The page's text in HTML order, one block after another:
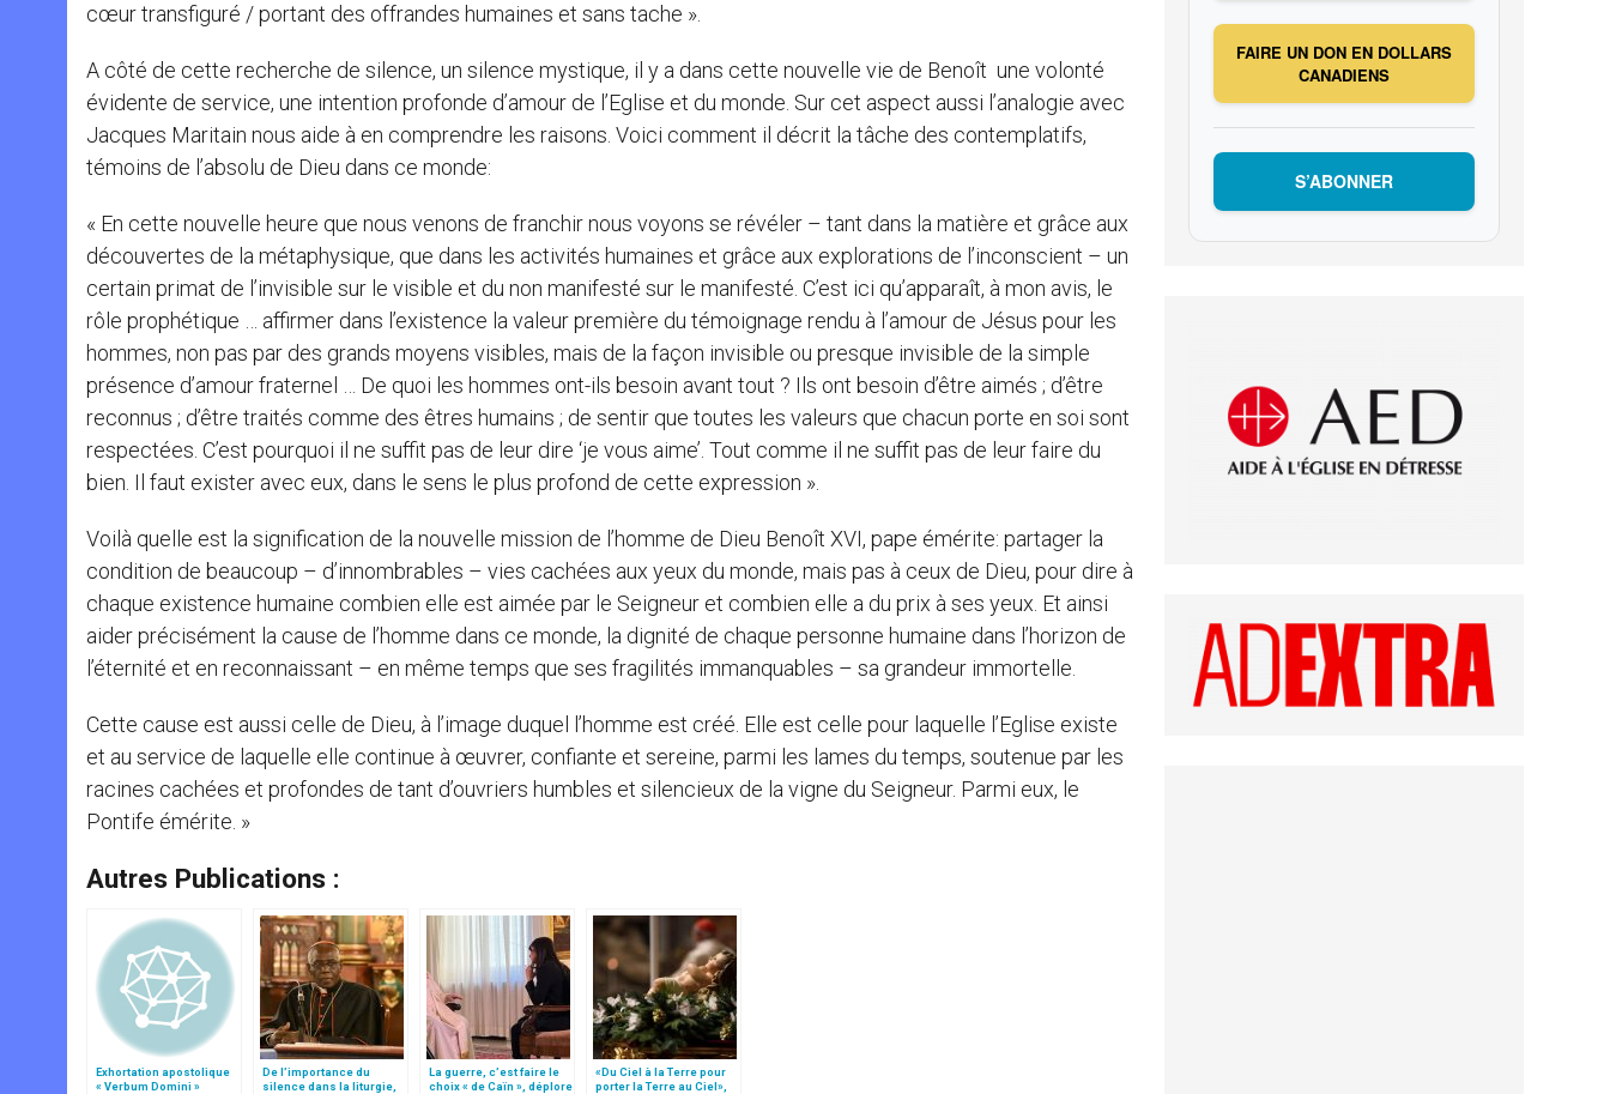
cœur transfiguré / portant des offrandes humaines et sans tache ».
A côté de cette recherche de silence, un silence mystique, il y a dans cette nouvelle vie de Benoît une volonté
évidente de service, une intention profonde d’amour de l’Eglise et du monde. Sur cet aspect aussi l’analogie avec
Jacques Maritain nous aide à en comprendre les raisons. Voici comment il décrit la tâche des contemplatifs,
témoins de l’absolu de Dieu dans ce monde:
« En cette nouvelle heure que nous venons de franchir nous voyons se révéler – tant dans la matière et grâce aux
découvertes de la métaphysique, que dans les activités humaines et grâce aux explorations de l’inconscient – un
certain primat de l’invisible sur le visible et du non manifesté sur le manifesté. C’est ici qu’apparaît, à mon avis, le
rôle prophétique … affirmer dans l’existence la valeur première du témoignage rendu à l’amour de Jésus pour les
hommes, non pas par des grands moyens visibles, mais de la façon invisible ou presque invisible de la simple
présence d’amour fraternel … De quoi les hommes ont-ils besoin avant tout ? Ils ont besoin d’être aimés ; d’être
reconnus ; d’être traités comme des êtres humains ; de sentir que toutes les valeurs que chacun porte en soi sont
respectées. C’est pourquoi il ne suffit pas de leur dire ‘je vous aime’. Tout comme il ne suffit pas de leur faire du
bien. Il faut exister avec eux, dans le sens le plus profond de cette expression ».
Voilà quelle est la signification de la nouvelle mission de l’homme de Dieu Benoît XVI, pape émérite: partager la
condition de beaucoup – d’innombrables – vies cachées aux yeux du monde, mais pas à ceux de Dieu, pour dire à
chaque existence humaine combien elle est aimée par le Seigneur et combien elle a du prix à ses yeux. Et ainsi
aider précisément la cause de l’homme dans ce monde, la dignité de chaque personne humaine dans l’horizon de
l’éternité et en reconnaissant – en même temps que ses fragilités immanquables – sa grandeur immortelle.
Cette cause est aussi celle de Dieu, à l’image duquel l’homme est créé. Elle est celle pour laquelle l’Eglise existe
et au service de laquelle elle continue à œuvrer, confiante et sereine, parmi les lames du temps, soutenue par les
racines cachées et profondes de tant d’ouvriers humbles et silencieux de la vigne du Seigneur. Parmi eux, le
Pontife émérite. »
Autres Publications :
Exhortation apostolique
« Verbum Domini »
De l’importance du
silence dans la liturgie,
La guerre, c’est faire le
choix « de Caïn », déplore
«Du Ciel à la Terre pour
porter la Terre au Ciel»,
FAIRE UN DON EN DOLLARS
CANADIENS
S’ABONNER